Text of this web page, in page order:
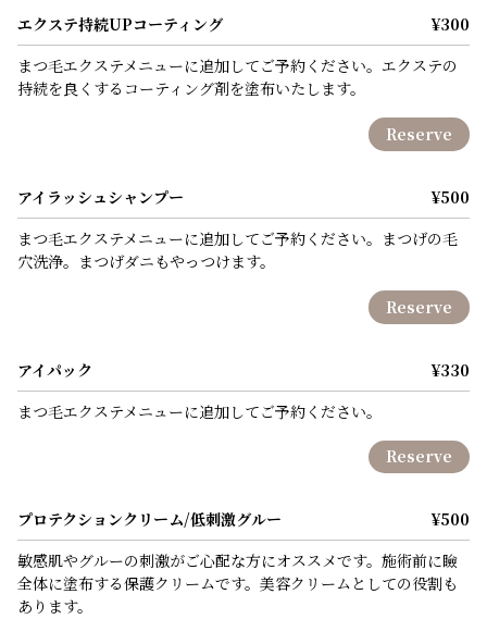
エクステ持続UPコーティング
¥300
まつ毛エクステメニューに追加してご予約ください。エクステの
持続を良くするコーティング剤を塗布いたします。
Reserve
アイラッシュシャンプー
¥500
まつ毛エクステメニューに追加してご予約ください。まつげの毛
穴洗浄。まつげダニもやっつけます。
Reserve
アイパック
¥330
まつ毛エクステメニューに追加してご予約ください。
Reserve
プロテクションクリーム/低刺激グルー
¥500
敏感肌やグルーの刺激がご心配な方にオススメです。施術前に瞼
全体に塗布する保護クリームです。美容クリームとしての役割も
あります。